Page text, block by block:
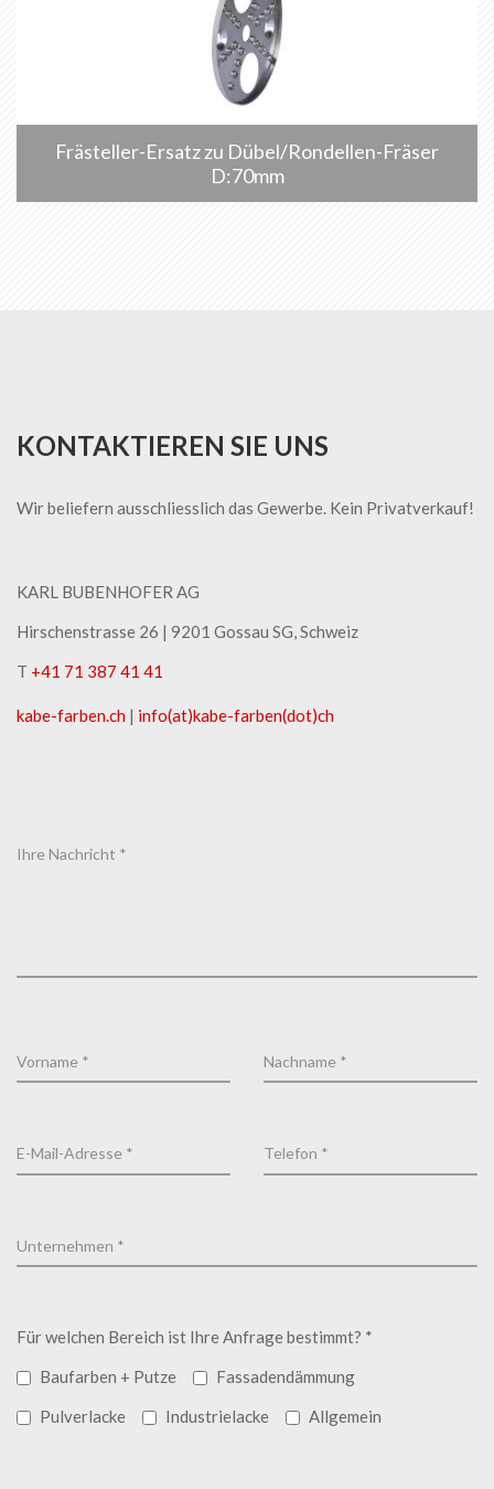
Frästeller-Ersatz zu Dübel/Rondellen-Fräser
D:70mm
KONTAKTIEREN SIE UNS
Wir beliefern ausschliesslich das Gewerbe. Kein Privatverkauf!
KARL BUBENHOFER AG
Hirschenstrasse 26 | ​9201 Gossau SG, Schweiz
T +41 71 387 41 41
kabe-​farben.ch | info(at)kabe-​farben(dot)ch
Für welchen Bereich ist Ihre Anfrage bestimmt? *
Baufarben + Putze
Fassadendämmung
Pulverlacke
Industrielacke Allgemein